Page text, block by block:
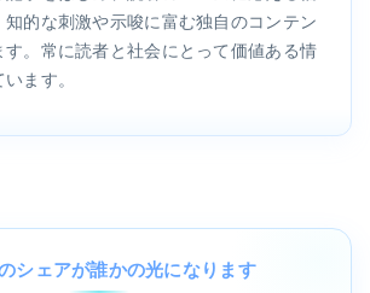
的な刺激や示唆に富む独自のコンテン
。常に読者と社会にとって価値ある情
ます。
シェアが誰かの光になります